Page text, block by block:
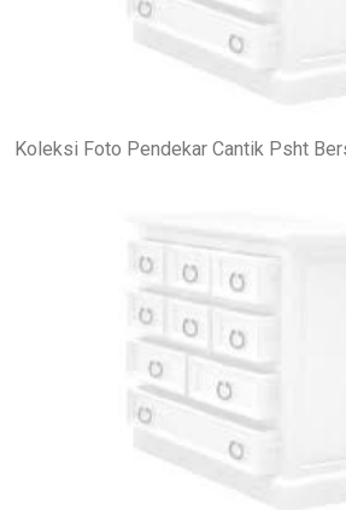
Koleksi Foto Pendekar Cantik Psht